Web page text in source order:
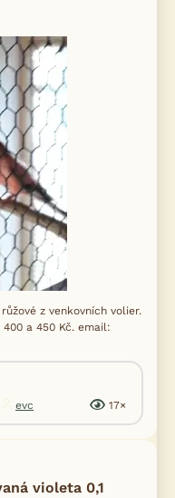
z venkovních volier.
a 450 Kč. email:
evc 17×
violeta 0,1